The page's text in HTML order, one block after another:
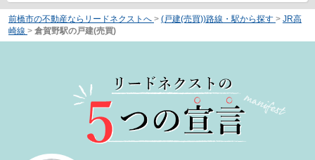
前橋市の不動産ならリードネクストへ > (戸建(売買))路線・駅から探す > JR高
崎線 > 倉賀野駅の戸建(売買)